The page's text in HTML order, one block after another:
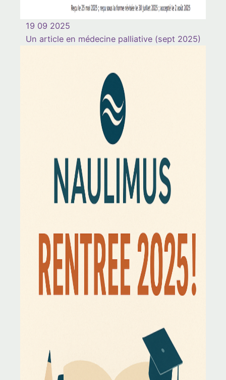
19 09 2025
Un article en médecine palliative (sept 2025)